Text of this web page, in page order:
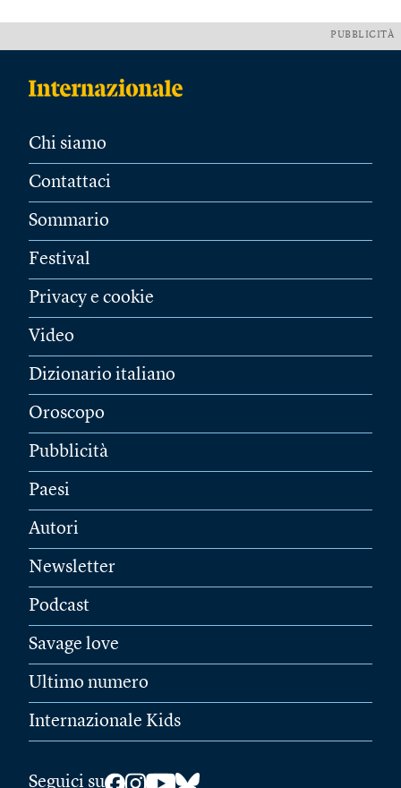
PUBBLICITÀ
Chi siamo
Contattaci
Sommario
Festival
Privacy e cookie
Video
Dizionario italiano
Oroscopo
Pubblicità
Paesi
Autori
Newsletter
Podcast
Savage love
Ultimo numero
Internazionale Kids
Seguici su